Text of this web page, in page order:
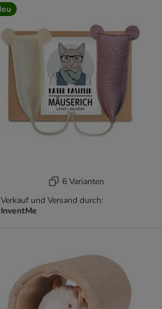
6 Varianten
Verkauf und Versand durch:
InventMe